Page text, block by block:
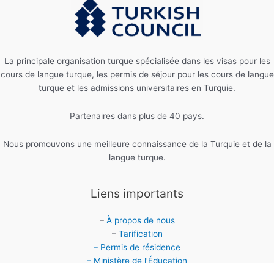
La principale organisation turque spécialisée dans les visas pour les
cours de langue turque, les permis de séjour pour les cours de langue
turque et les admissions universitaires en Turquie.
Partenaires dans plus de 40 pays.
Nous promouvons une meilleure connaissance de la Turquie et de la
langue turque.
Liens importants
– À propos de nous
– Tarification
– Permis de résidence
– Ministère de l’Éducation